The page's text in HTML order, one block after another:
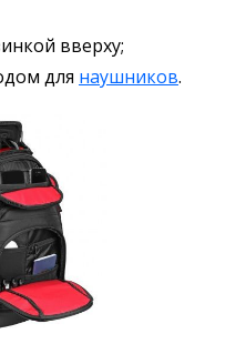
вверху;
для наушников.